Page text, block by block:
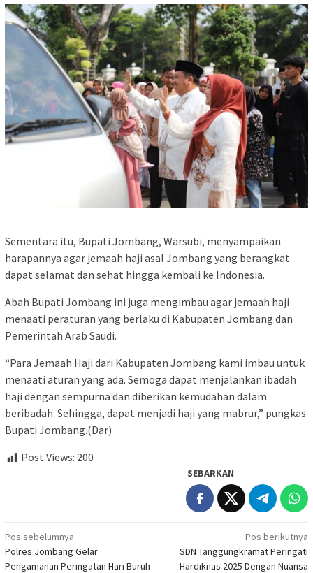
Sementara itu, Bupati Jombang, Warsubi, menyampaikan
harapannya agar jemaah haji asal Jombang yang berangkat
dapat selamat dan sehat hingga kembali ke Indonesia.
Abah Bupati Jombang ini juga mengimbau agar jemaah haji
menaati peraturan yang berlaku di Kabupaten Jombang dan
Pemerintah Arab Saudi.
“Para Jemaah Haji dari Kabupaten Jombang kami imbau untuk
menaati aturan yang ada. Semoga dapat menjalankan ibadah
haji dengan sempurna dan diberikan kemudahan dalam
beribadah. Sehingga, dapat menjadi haji yang mabrur,” pungkas
Bupati Jombang.(Dar)
Post Views: 200
SEBARKAN
Navigasi
pos
Pos sebelumnya
Polres Jombang Gelar
Pengamanan Peringatan Hari Buruh
Pos berikutnya
SDN Tanggungkramat Peringati
Hardiknas 2025 Dengan Nuansa